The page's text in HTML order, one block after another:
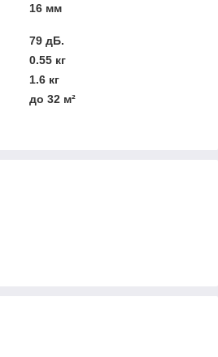
16 мм
79 дБ.
0.55 кг
1.6 кг
до 32 м²